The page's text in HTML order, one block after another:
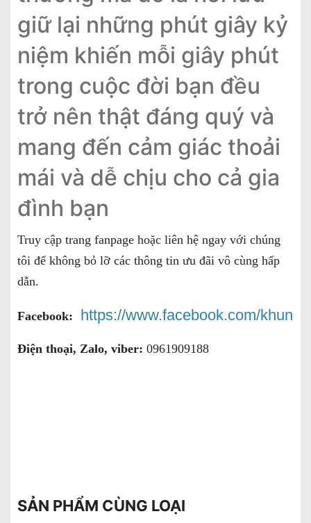
giữ lại những phút giây kỷ
niệm khiến mỗi giây phút
trong cuộc đời bạn đều
trở nên thật đáng quý và
mang đến cảm giác thoải
mái và dễ chịu cho cả gia
đình bạn
Truy cập trang fanpage hoặc liên hệ ngay với chúng
tôi để không bỏ lỡ các thông tin ưu đãi vô cùng hấp
dẫn.
Facebook: https://www.facebook.com/
Điện thoại, Zalo, viber: 0961909188
SẢN PHẨM CÙNG LOẠI